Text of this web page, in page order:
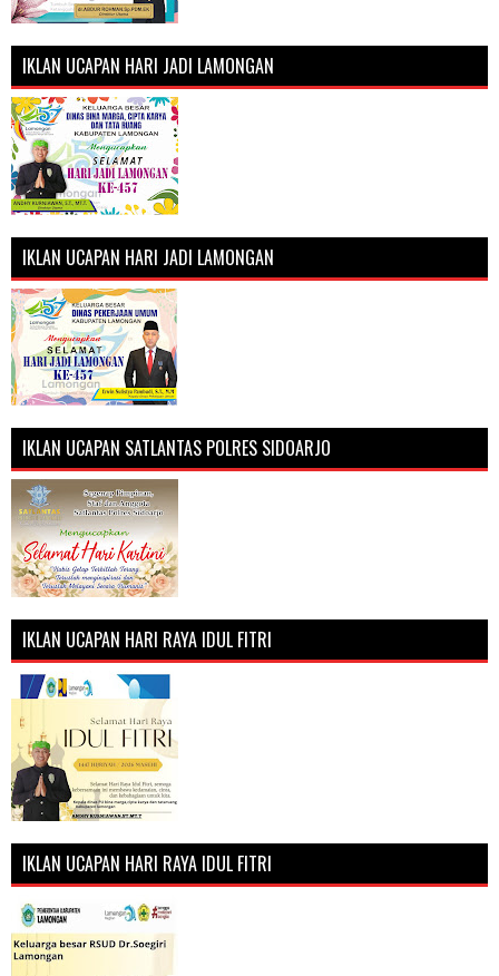
IKLAN UCAPAN HARI JADI LAMONGAN
IKLAN UCAPAN HARI JADI LAMONGAN
IKLAN UCAPAN SATLANTAS POLRES SIDOARJO
IKLAN UCAPAN HARI RAYA IDUL FITRI
IKLAN UCAPAN HARI RAYA IDUL FITRI